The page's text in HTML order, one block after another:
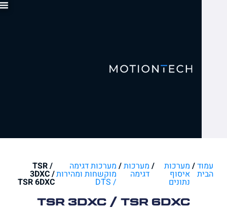
מערכות
איסוף
/מערכות
דגימה
/מערכות דגימה
מוקשחות ומהירות
/ TSR
3DXC /
TSR 6DXC
TSR 3DXC / TSR 6DXC